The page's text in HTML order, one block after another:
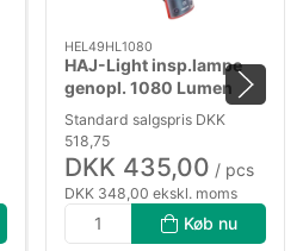
HEL49HL1080
HAJ-Light insp.lampe
genopl. 1080 Lumen
Standard salgspris DKK
518,75
DKK 435,00 / pcs
DKK 348,00 ekskl. moms
Køb nu